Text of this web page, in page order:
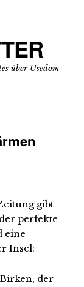
über Usedom
gibt
perfekte
eine
Insel:
der